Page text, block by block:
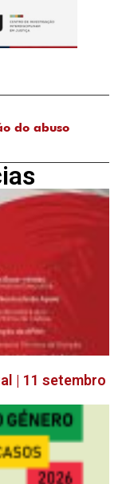
do abuso
| 11 setembro